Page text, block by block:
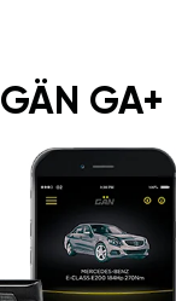
GÄN GA+